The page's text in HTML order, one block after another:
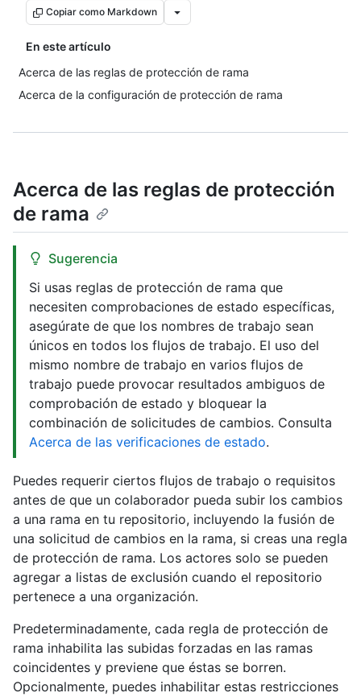
Copiar como Markdown
En este artículo
Acerca de las reglas de protección de rama
Acerca de la configuración de protección de rama
Acerca de las reglas de protección
de rama
Sugerencia
Si usas reglas de protección de rama que
necesiten comprobaciones de estado específicas,
asegúrate de que los nombres de trabajo sean
únicos en todos los flujos de trabajo. El uso del
mismo nombre de trabajo en varios flujos de
trabajo puede provocar resultados ambiguos de
comprobación de estado y bloquear la
combinación de solicitudes de cambios. Consulta
Acerca de las verificaciones de estado.
Puedes requerir ciertos flujos de trabajo o requisitos
antes de que un colaborador pueda subir los cambios
a una rama en tu repositorio, incluyendo la fusión de
una solicitud de cambios en la rama, si creas una regla
de protección de rama. Los actores solo se pueden
agregar a listas de exclusión cuando el repositorio
pertenece a una organización.
Predeterminadamente, cada regla de protección de
rama inhabilita las subidas forzadas en las ramas
coincidentes y previene que éstas se borren.
Opcionalmente, puedes inhabilitar estas restricciones